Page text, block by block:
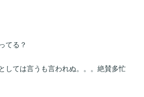
てる？
しては言うも言われぬ。。。絶賛多忙